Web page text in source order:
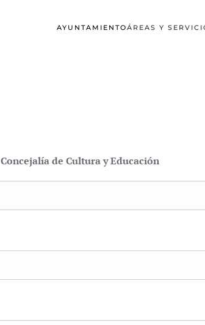
AYUNTAMIENTOÁREAS Y
Concejalía de Cultura y Educación